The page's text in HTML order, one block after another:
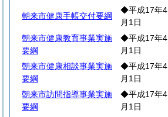
朝来市健康手帳交付要綱
◆平成17年4
月1日
朝来市健康教育事業実施
要綱
◆平成17年4
月1日
朝来市健康相談事業実施
要綱
◆平成17年4
月1日
朝来市訪問指導事業実施
要綱
◆平成17年4
月1日